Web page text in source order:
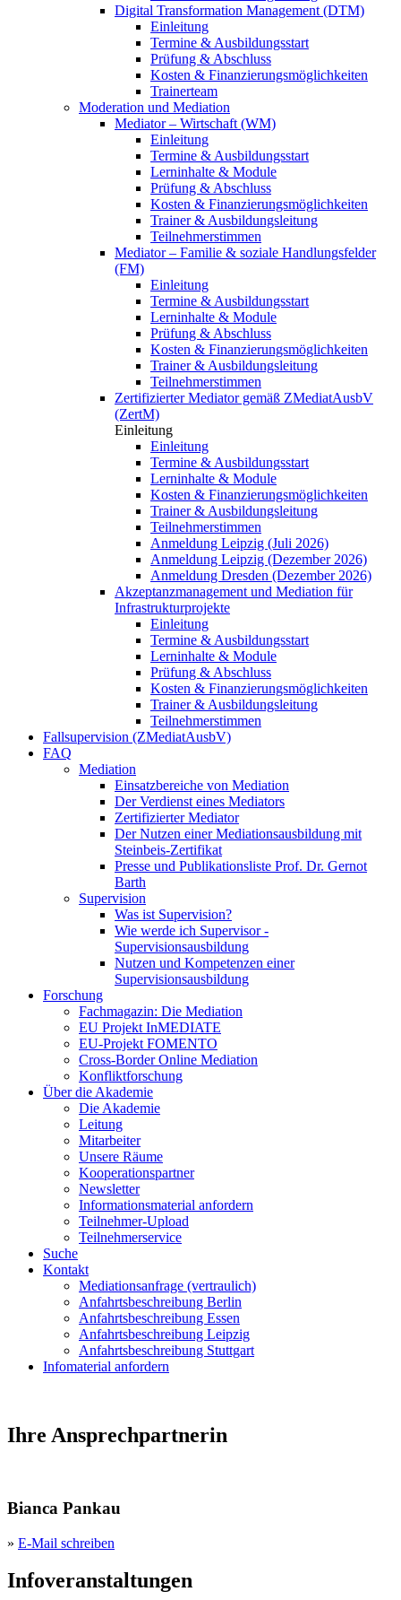
Digital Transformation Management (DTM)
Einleitung
Termine & Ausbildungsstart
Prüfung & Abschluss
Kosten & Finanzierungsmöglichkeiten
Trainerteam
Moderation und Mediation
Mediator – Wirtschaft (WM)
Einleitung
Termine & Ausbildungsstart
Lerninhalte & Module
Prüfung & Abschluss
Kosten & Finanzierungsmöglichkeiten
Trainer & Ausbildungsleitung
Teilnehmerstimmen
Mediator – Familie & soziale Handlungsfelder
(FM)
Einleitung
Termine & Ausbildungsstart
Lerninhalte & Module
Prüfung & Abschluss
Kosten & Finanzierungsmöglichkeiten
Trainer & Ausbildungsleitung
Teilnehmerstimmen
Zertifizierter Mediator gemäß ZMediatAusbV
(ZertM)
Einleitung
Einleitung
Termine & Ausbildungsstart
Lerninhalte & Module
Kosten & Finanzierungsmöglichkeiten
Trainer & Ausbildungsleitung
Teilnehmerstimmen
Anmeldung Leipzig (Juli 2026)
Anmeldung Leipzig (Dezember 2026)
Anmeldung Dresden (Dezember 2026)
Akzeptanzmanagement und Mediation für
Infrastrukturprojekte
Einleitung
Termine & Ausbildungsstart
Lerninhalte & Module
Prüfung & Abschluss
Kosten & Finanzierungsmöglichkeiten
Trainer & Ausbildungsleitung
Teilnehmerstimmen
Fallsupervision (ZMediatAusbV)
FAQ
Mediation
Einsatzbereiche von Mediation
Der Verdienst eines Mediators
Zertifizierter Mediator
Der Nutzen einer Mediationsausbildung mit
Steinbeis-Zertifikat
Presse und Publikationsliste Prof. Dr. Gernot
Barth
Supervision
Was ist Supervision?
Wie werde ich Supervisor -
Supervisionsausbildung
Nutzen und Kompetenzen einer
Supervisionsausbildung
Forschung
Fachmagazin: Die Mediation
EU Projekt InMEDIATE
EU-Projekt FOMENTO
Cross-Border Online Mediation
Konfliktforschung
Über die Akademie
Die Akademie
Leitung
Mitarbeiter
Unsere Räume
Kooperationspartner
Newsletter
Informationsmaterial anfordern
Teilnehmer-Upload
Teilnehmerservice
Suche
Kontakt
Mediationsanfrage (vertraulich)
Anfahrtsbeschreibung Berlin
Anfahrtsbeschreibung Essen
Anfahrtsbeschreibung Leipzig
Anfahrtsbeschreibung Stuttgart
Infomaterial anfordern
Ihre Ansprechpartnerin
Bianca Pankau
» E-Mail schreiben
Infoveranstaltungen